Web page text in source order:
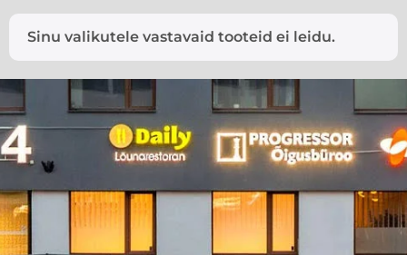
Sinu valikutele vastavaid tooteid ei leidu.